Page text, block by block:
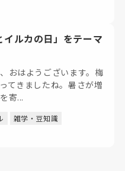
イルカの日」をテーマ
おはようございます。梅
てきましたね。暑さが増
寄...
雑学・豆知識